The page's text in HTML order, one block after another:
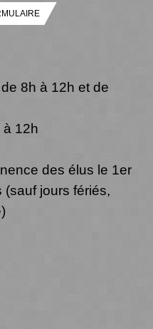
8h à 12h et de
à 12h
des élus le 1er
jours fériés,